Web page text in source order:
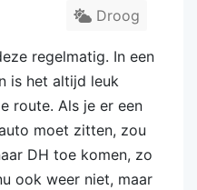
Droog
regelmatig. In een
is het altijd leuk
route. Als je er een
moet zitten, zou
DH toe komen, zo
ook weer niet, maar